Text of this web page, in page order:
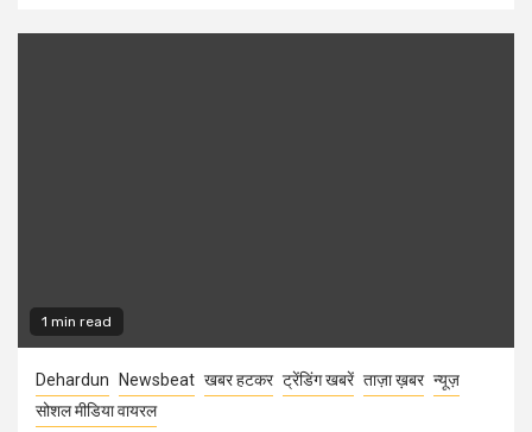
1 min read
Dehardun Newsbeat खबर हटकर ट्रेंडिंग खबरें ताज़ा ख़बर न्यूज़
सोशल मीडिया वायरल